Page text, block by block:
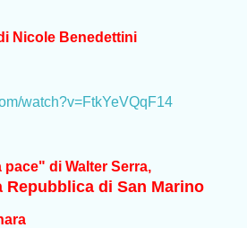
Nicole Benedettini
watch?v=FtkYeVQqF14
di Walter Serra,
Repubblica di San Marino